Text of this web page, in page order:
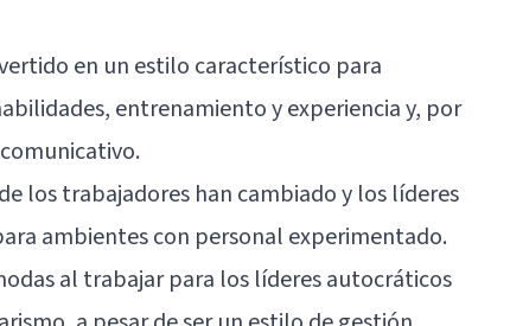
en un estilo característico para
entrenamiento y experiencia y, por
los trabajadores han cambiado y los líderes
ambientes con personal experimentado.
al trabajar para los líderes autocráticos